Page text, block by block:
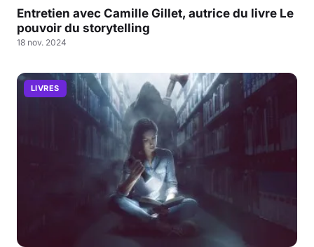
Entretien avec Camille Gillet, autrice du livre Le
pouvoir du storytelling
18 nov. 2024
LIVRES